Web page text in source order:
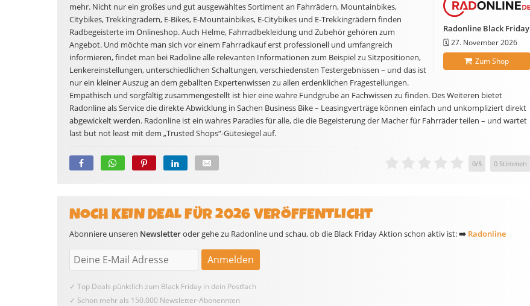
Radonline Black Friday
🗓️27. November 2026
Zum Shop
mehr. Nicht nur ein großes und gut ausgewähltes Sortiment an Fahrrädern, Mountainbikes,
Citybikes, Trekkingrädern, E-Bikes, E-Mountainbikes, E-Citybikes und E-Trekkingrädern finden
Radbegeisterte im Onlineshop. Auch Helme, Fahrradbekleidung und Zubehör gehören zum
Angebot. Und möchte man sich vor einem Fahrradkauf erst professionell und umfangreich
informieren, findet man bei Radoline alle relevanten Informationen zum Beispiel zu Sitzpositionen,
Lenkereinstellungen, unterschiedlichen Schaltungen, verschiedensten Testergebnissen – und das ist
nur ein kleiner Auszug an dem geballten Expertenwissen zu allen erdenklichen Fragestellungen.
Empathisch und sorgfältig zusammengestellt ist hier eine wahre Fundgrube an Fachwissen zu finden. Des Weiteren bietet
Radonline als Service die direkte Abwicklung in Sachen Business Bike – Leasingverträge können einfach und unkompliziert direkt
abgewickelt werden. Radonline ist ein wahres Paradies für alle, die die Begeisterung der Macher für Fahrräder teilen – und wartet
last but not least mit dem „Trusted Shops“-Gütesiegel auf.
0/5 0Stimmen
NOCH KEIN DEAL FÜR 2026 VERÖFFENTLICHT
Abonniere unseren Newsletteroder gehe zu Radonline und schau, ob die Black Friday Aktion schon aktiv ist:➡️ Radonline
✓ Top Deals pünktlich zum Black Friday in dein Postfach
✓ Schon mehr als 150.000 Newsletter-Abonennten